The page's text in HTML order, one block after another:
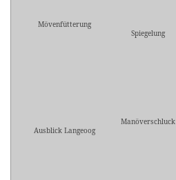
Mövenfütterung
Spiegelung
Ausblick Langeoog
Manöverschluck